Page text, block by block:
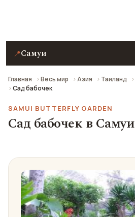
📍Самуи
Главная Весь мир Азия Таиланд
Сад бабочек
SAMUI BUTTERFLY GARDEN
Сад бабочек в Самуи